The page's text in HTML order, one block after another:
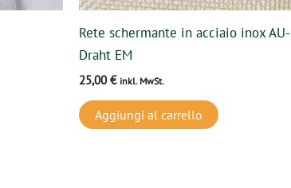
Rete schermante in acciaio inox AU-
Draht EM
25,00€ inkl. MwSt.
Aggiungi al carrello